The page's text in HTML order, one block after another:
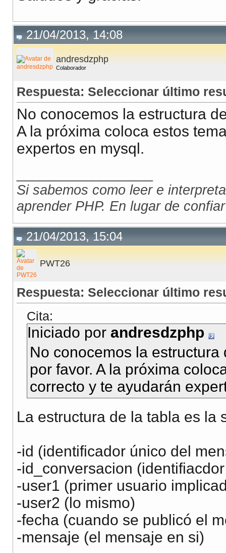
21/04/2013, 14:08
andresdzphp
Colaborador
Respuesta: Seleccionar último
No conocemos la estructura
A la próxima coloca estos
expertos en mysql.
Si sabemos como leer e
aprender PHP. En lugar de
21/04/2013, 15:04
PWT26
Respuesta: Seleccionar último
Cita:
Iniciado por andresdzphp
No conocemos la
por favor. A la próxima
correcto y te ayudarán
La estructura de la tabla es la
-id (identificador único del
-id_conversacion
-user1 (primer usuario
-user2 (lo mismo)
-fecha (cuando se publicó el
-mensaje (el mensaje en si)